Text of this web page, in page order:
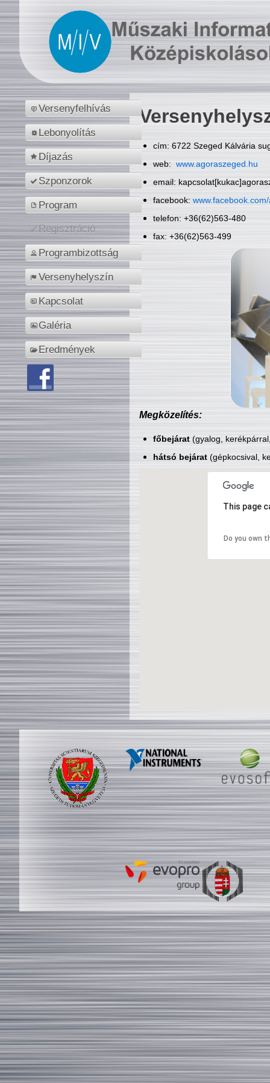
Versenyfelhívás
Lebonyolítás
Díjazás
Szponzorok
Program
Regisztráció
Programbizottság
Versenyhelyszín
Kapcsolat
Galéria
Eredmények
cím: 6722 Szeged Kálvária
web: www.agoraszeged.hu
email:
facebook:
telefon: +36(62)563-480
fax: +36(62)563-499
Megközelítés:
főbejárat(gyalog,
hátsó bejárat(gépkocsival,
This page
Do you own